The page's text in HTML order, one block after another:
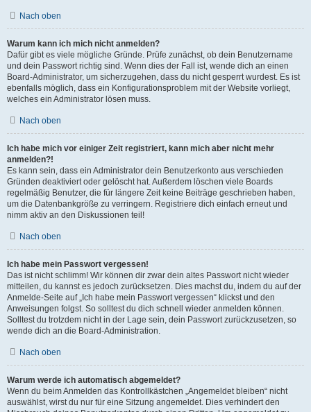
Nach oben
Warum kann ich mich nicht anmelden?
Dafür gibt es viele mögliche Gründe. Prüfe zunächst, ob dein Benutzername
und dein Passwort richtig sind. Wenn dies der Fall ist, wende dich an einen
Board-Administrator, um sicherzugehen, dass du nicht gesperrt wurdest. Es ist
ebenfalls möglich, dass ein Konfigurationsproblem mit der Website vorliegt,
welches ein Administrator lösen muss.
Nach oben
Ich habe mich vor einiger Zeit registriert, kann mich aber nicht mehr
anmelden?!
Es kann sein, dass ein Administrator dein Benutzerkonto aus verschieden
Gründen deaktiviert oder gelöscht hat. Außerdem löschen viele Boards
regelmäßig Benutzer, die für längere Zeit keine Beiträge geschrieben haben,
um die Datenbankgröße zu verringern. Registriere dich einfach erneut und
nimm aktiv an den Diskussionen teil!
Nach oben
Ich habe mein Passwort vergessen!
Das ist nicht schlimm! Wir können dir zwar dein altes Passwort nicht wieder
mitteilen, du kannst es jedoch zurücksetzen. Dies machst du, indem du auf der
Anmelde-Seite auf „Ich habe mein Passwort vergessen“ klickst und den
Anweisungen folgst. So solltest du dich schnell wieder anmelden können.
Solltest du trotzdem nicht in der Lage sein, dein Passwort zurückzusetzen, so
wende dich an die Board-Administration.
Nach oben
Warum werde ich automatisch abgemeldet?
Wenn du beim Anmelden das Kontrollkästchen „Angemeldet bleiben“ nicht
auswählst, wirst du nur für eine Sitzung angemeldet. Dies verhindert den